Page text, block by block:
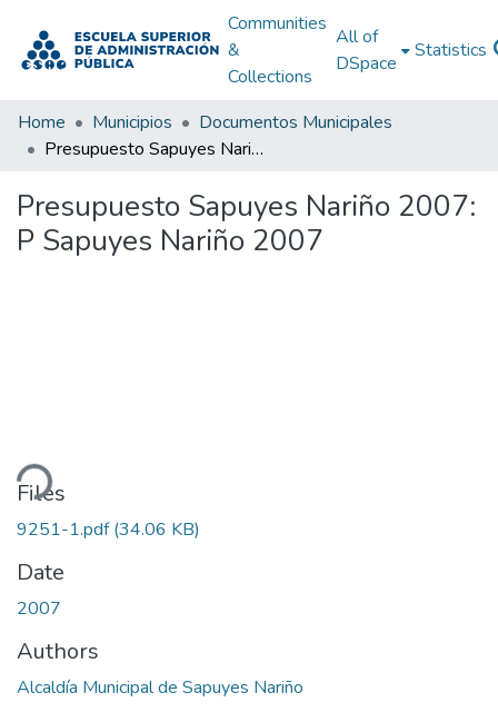
Communities
&
Collections
All of
DSpace
Statistics
Home Municipios
Documentos Municipales
Presupuesto Sapuyes Nariño 2007: P Sapuyes Nariño 2007
Presupuesto Sapuyes Nariño 2007:
P Sapuyes Nariño 2007
Files
9251-1.pdf(34.06 KB)
Date
2007
Authors
Alcaldía Municipal de Sapuyes Nariño